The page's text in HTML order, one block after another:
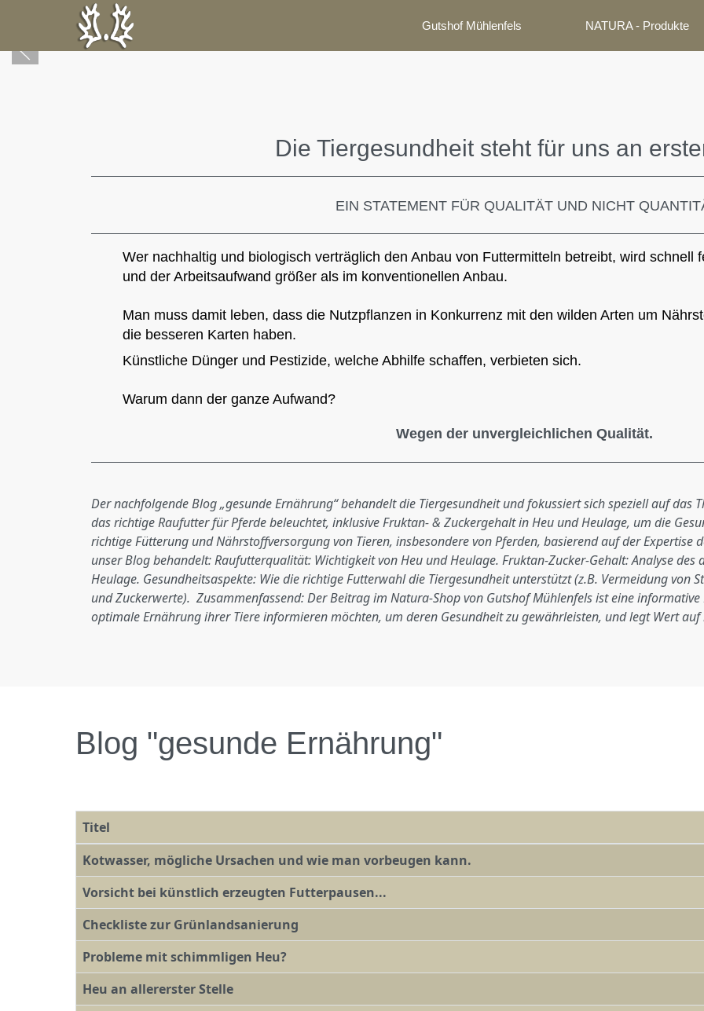
Gutshof Mühlenfels NATURA - Produkte
Die Tiergesundheit steht für uns an
EIN STATEMENT FÜR QUALITÄT UND NICHT
Wer nachhaltig und biologisch verträglich den Anbau von Futtermitteln betreibt, wird schnell
und der Arbeitsaufwand größer als im konventionellen Anbau.
Man muss damit leben, dass die Nutzpflanzen in Konkurrenz mit den wilden Arten um
die besseren Karten haben.
Künstliche Dünger und Pestizide, welche Abhilfe schaffen, verbieten sich.
Warum dann der ganze Aufwand?
Wegen der unvergleichlichen Qualität.
Der nachfolgende Blog „gesunde Ernährung“ behandelt die Tiergesundheit und fokussiert sich speziell auf das
das richtige Raufutter für Pferde beleuchtet, inklusive Fruktan- & Zuckergehalt in Heu und Heulage, um die
richtige Fütterung und Nährstoffversorgung von Tieren, insbesondere von Pferden, basierend auf der Expertise
unser Blog behandelt: Raufutterqualität: Wichtigkeit von Heu und Heulage. Fruktan-Zucker-Gehalt: Analyse
Heulage. Gesundheitsaspekte: Wie die richtige Futterwahl die Tiergesundheit unterstützt (z.B. Vermeidung von
und Zuckerwerte). Zusammenfassend: Der Beitrag im Natura-Shop von Gutshof Mühlenfels ist eine informative
optimale Ernährung ihrer Tiere informieren möchten, um deren Gesundheit zu gewährleisten, und legt Wert
Blog "gesunde Ernährung"
Beiträge
Titel
Kotwasser, mögliche Ursachen und wie man vorbeugen kann.
Vorsicht bei künstlich erzeugten Futterpausen...
Checkliste zur Grünlandsanierung
Probleme mit schimmligen Heu?
Heu an allererster Stelle